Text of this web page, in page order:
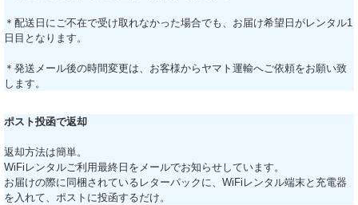
＊配送日にご不在で受け取れなかった場合でも、お届け希望日がレンタル1
日目となります。
＊発送メール後の時間変更は、お客様からヤマト運輸へご依頼をお願い致
します。
ポスト投函で返却
返却方法は簡単。
WiFiレンタルご利用最終日をメールでお知らせしています。
お届けの際に同梱されているレターパックに、WiFiレンタル端末と充電器
を入れて、ポストに投函するだけ。